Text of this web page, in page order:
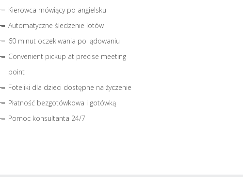
Kierowca mówiący po angielsku
Automatyczne śledzenie lotów
60 minut oczekiwania po lądowaniu
Convenient pickup at precise meeting
point
Foteliki dla dzieci dostępne na życzenie
Płatność bezgotówkowa i gotówką
Pomoc konsultanta 24/7